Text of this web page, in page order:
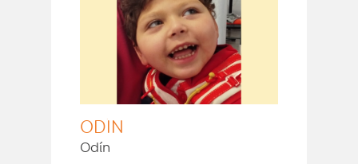
ODÍN
Odín